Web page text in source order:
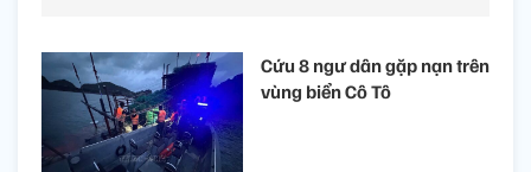
Cứu 8 ngư dân gặp nạn trên
vùng biển Cô Tô